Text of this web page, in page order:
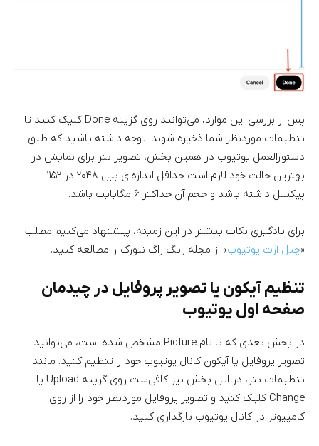
پس از بررسی این موارد، می‌توانید روی گزینه Done کلیک کنید تا
تنظیمات موردنظر شما ذخیره شوند. توجه داشته باشید که طبق
دستورالعمل یوتیوب در همین بخش، تصویر بنر برای نمایش در
بهترین حالت خود لازم است حداقل اندازه‌ای بین ۲۰۴۸ در ۱۱۵۲
پیکسل داشته باشد و حجم آن حداکثر ۶ مگابایت باشد.
برای یادگیری نکات بیشتر در این زمینه، پیشنهاد می‌کنیم مطلب
«چنل آرت یوتیوب» از مجله زیگ زاگ نتورک را مطالعه کنید.
تنظیم آیکون یا تصویر پروفایل در چیدمان
صفحه اول یوتیوب
در بخش بعدی که با نام Picture مشخص شده است، می‌توانید
تصویر پروفایل یا آیکون کانال یوتیوب خود را تنظیم کنید. مانند
تنظیمات بنر، در این بخش نیز کافی‌ست روی گزینه Upload یا
Change کلیک کنید و تصویر پروفایل موردنظر خود را از روی
کامپیوتر در کانال یوتیوب بارگذاری کنید.